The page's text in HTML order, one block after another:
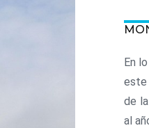
En
este
de
al